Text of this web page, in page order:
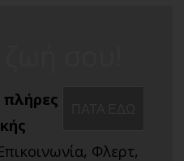
πλήρες
Φλερτ,